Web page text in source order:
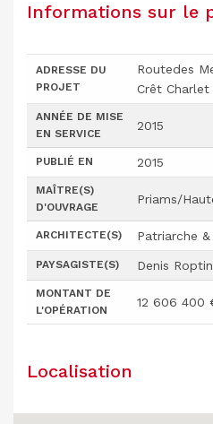
Informations sur le
ADRESSE DU
PROJET
Routedes
Crêt
ANNÉE DE MISE
EN SERVICE
2015
PUBLIÉ EN 2015
MAÎTRE(S)
D'OUVRAGE
Priams/
ARCHITECTE(S) Patriarche &
PAYSAGISTE(S) Denis Roptin
MONTANT DE
L'OPÉRATION
12 606 400
Localisation